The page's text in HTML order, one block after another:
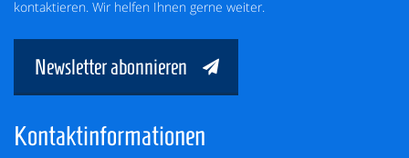
kontaktieren. Wir helfen Ihnen gerne weiter.
Newsletter abonnieren
Kontaktinformationen